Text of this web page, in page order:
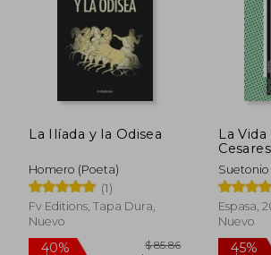
La Ilíada y la Odisea
Homero (Poeta)
(1)
Fv Editions, Tapa Dura,
Nuevo
La
Cesares
Suetonio
Espasa,
Nuevo